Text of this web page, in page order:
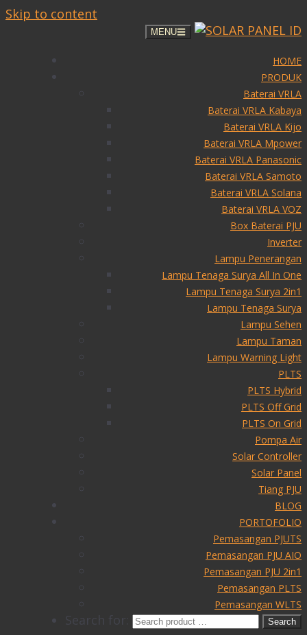
Skip to content
MENU
HOME
PRODUK
Baterai VRLA
Baterai VRLA Kabaya
Baterai VRLA Kijo
Baterai VRLA Mpower
Baterai VRLA Panasonic
Baterai VRLA Samoto
Baterai VRLA Solana
Baterai VRLA VOZ
Box Baterai PJU
Inverter
Lampu Penerangan
Lampu Tenaga Surya All In One
Lampu Tenaga Surya 2in1
Lampu Tenaga Surya
Lampu Sehen
Lampu Taman
Lampu Warning Light
PLTS
PLTS Hybrid
PLTS Off Grid
PLTS On Grid
Pompa Air
Solar Controller
Solar Panel
Tiang PJU
BLOG
PORTOFOLIO
Pemasangan PJUTS
Pemasangan PJU AIO
Pemasangan PJU 2in1
Pemasangan PLTS
Pemasangan WLTS
Search for: